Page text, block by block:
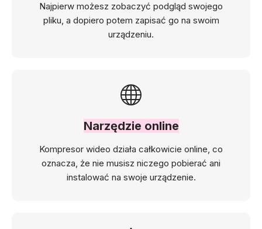
Najpierw możesz zobaczyć podgląd swojego
pliku, a dopiero potem zapisać go na swoim
urządzeniu.
Narzędzie online
Kompresor wideo działa całkowicie online, co
oznacza, że nie musisz niczego pobierać ani
instalować na swoje urządzenie.